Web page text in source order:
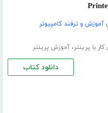
و ترفند کامپیوتر
با پرینتر،آموزش پرینتر
دانلود کتاب